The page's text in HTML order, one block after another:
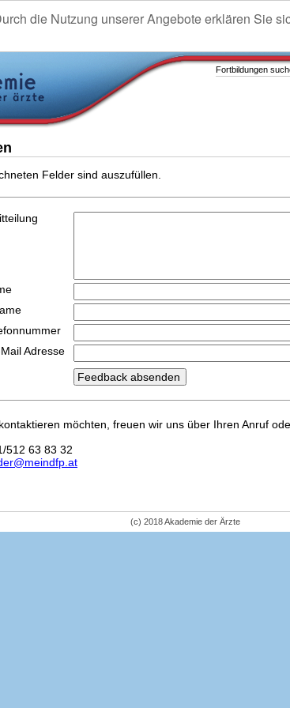
die Nutzung unserer Angebote erklären Sie
Fortbildungen
Felder sind auszufüllen.
Adresse
möchten, freuen wir uns über Ihren Anruf
512 63 83 32
(c) 2018 Akademie der Ärzte